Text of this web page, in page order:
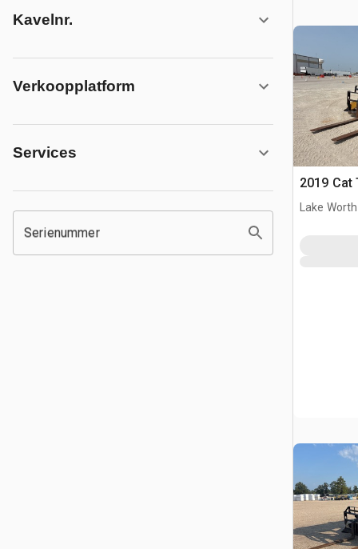
Kavelnr.
Verkoopplatform
Services
Serienummer
2019 Cat
Lake